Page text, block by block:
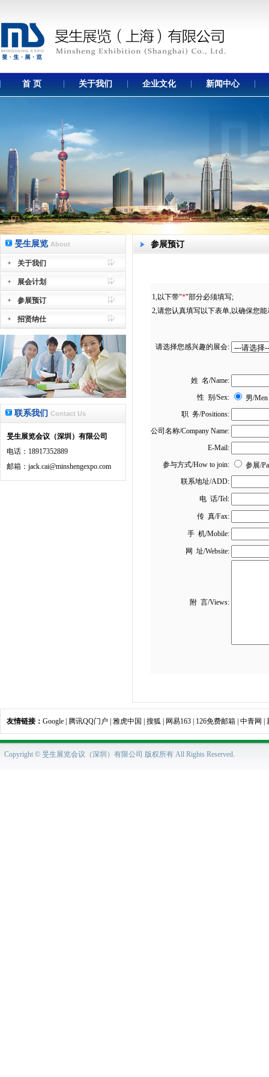
首 页 关于我们 企业文化 新闻中心
旻生展览 About
关于我们
展会计划
参展预订
招贤纳仕
联系我们 Contact Us
旻生展览会议（深圳）有限公司
电话：18917352889
邮箱：jack.cai@minshengexpo.com
参展预订
1,以下带"*"部分必须填写;
2,请您认真填写以下表单,以确保您
请选择您感兴趣的展会:
姓 名/Name:
性 别/Sex:
男/
职 务/Positions:
公司名称/Company Name:
E-Mail:
参与方式/How to join:
参展/
联系地址/ADD:
电 话/Tel:
传 真/Fax:
手 机/Mobile:
网 址/Website:
附 言/Views:
友情链接： Google 腾讯QQ门户 雅虎中国 搜狐 网易163 126免费邮箱 中青网
Copyright © 旻生展览会议（深圳）有限公司 版权所有 All Rights Reserved.